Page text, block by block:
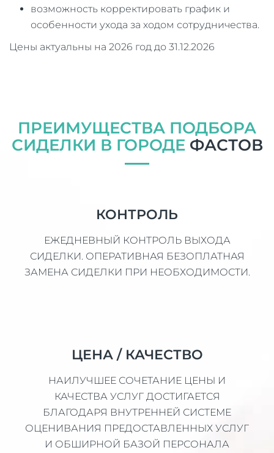
возможность корректировать график и
особенности ухода за ходом сотрудничества.
Цены актуальны на 2026 год до 31.12.2026
ПРЕИМУЩЕСТВА ПОДБОРА
СИДЕЛКИ В ГОРОДЕФАСТОВ
КОНТРОЛЬ
ЕЖЕДНЕВНЫЙ КОНТРОЛЬ ВЫХОДА
СИДЕЛКИ. ОПЕРАТИВНАЯ БЕЗОПЛАТНАЯ
ЗАМЕНА СИДЕЛКИ ПРИ НЕОБХОДИМОСТИ.
ЦЕНА / КАЧЕСТВО
НАИЛУЧШЕЕ СОЧЕТАНИЕ ЦЕНЫ И
КАЧЕСТВА УСЛУГ ДОСТИГАЕТСЯ
БЛАГОДАРЯ ВНУТРЕННЕЙ СИСТЕМЕ
ОЦЕНИВАНИЯ ПРЕДОСТАВЛЕННЫХ УСЛУГ
И ОБШИРНОЙ БАЗОЙ ПЕРСОНАЛА